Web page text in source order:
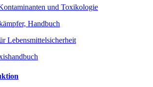
und Toxikologie
Handbuch
Lebensmittelsicherheit